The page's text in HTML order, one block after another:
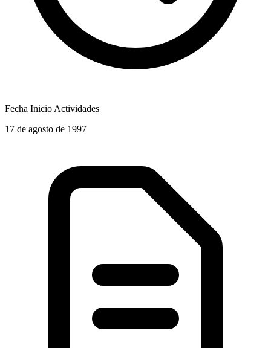
Fecha Inicio Actividades
17 de agosto de 1997